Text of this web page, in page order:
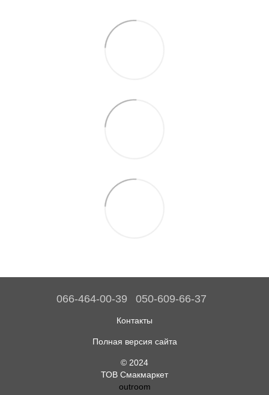
066-464-00-39 050-609-66-37
Контакты
Полная версия сайта
© 2024
ТОВ Смакмаркет
outroom